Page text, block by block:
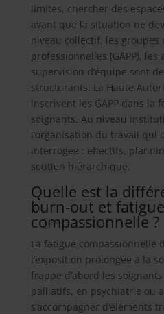
limites, chercher des
avant que la situation ne
niveau collectif, les groupes
professionnelles (GAPP), les
supervision d’équipe sont
structurants. La Haute
inscrivent les GAPP dans la
soignants. Au niveau
l’organisation du travail qui
interrogée : effectifs,
soutien hiérarchique.
Quelle est la
burn-out et fatigue
compassionnelle ?
La fatigue compassionnelle
l’exposition prolongée à la
frappe d’abord les
palliatifs, en psychiatrie ou
s’accompagner d’éléments